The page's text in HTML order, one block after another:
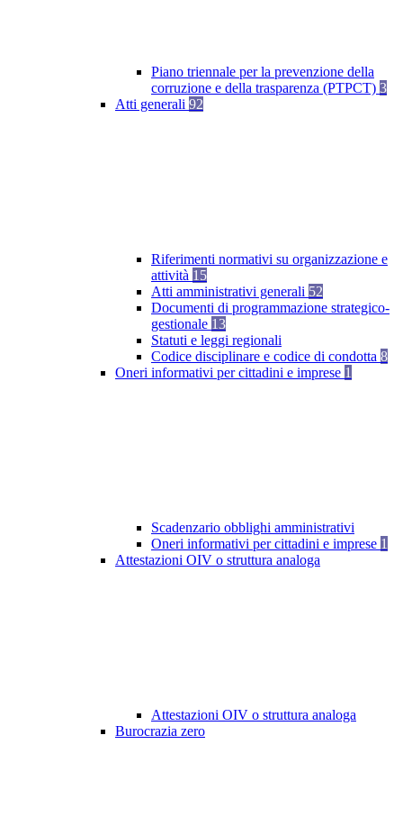
Piano triennale per la prevenzione della
corruzione e della trasparenza (PTPCT) 3
Atti generali 92
Riferimenti normativi su organizzazione e
attività 15
Atti amministrativi generali 52
Documenti di programmazione strategico-
gestionale 13
Statuti e leggi regionali
Codice disciplinare e codice di condotta 8
Oneri informativi per cittadini e imprese 1
Scadenzario obblighi amministrativi
Oneri informativi per cittadini e imprese 1
Attestazioni OIV o struttura analoga
Attestazioni OIV o struttura analoga
Burocrazia zero